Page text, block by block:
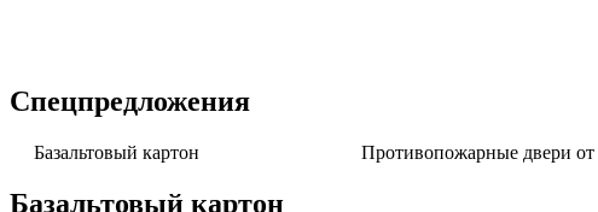
Спецпредложения
Базальтовый картон Противопожарные двери от
Базальтовый картон